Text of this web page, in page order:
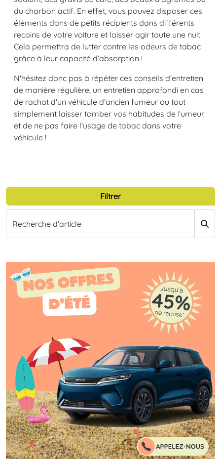
Filtrer
Recherche d'article
du charbon actif. En effet, vous pouvez disposer ces
éléments dans de petits récipients dans différents
recoins de votre voiture et laisser agir toute une nuit.
Cela permettra de lutter contre les odeurs de tabac
grâce à leur capacité d’absorption !
N'hésitez donc pas à répéter ces conseils d'entretien
de manière régulière, un entretien approfondi en cas
de rachat d'un véhicule d'ancien fumeur ou tout
simplement laisser tomber vos habitudes de fumeur
et de ne pas faire l'usage de tabac dans votre
véhicule !